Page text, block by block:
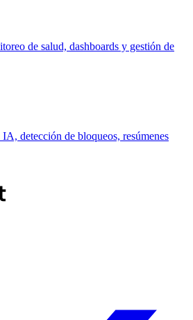
de salud, dashboards y gestión de
detección de bloqueos, resúmenes